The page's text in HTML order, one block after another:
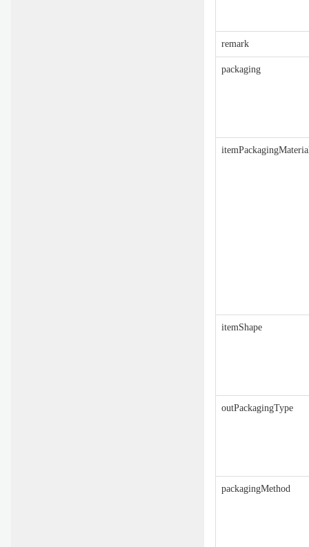
remark
packaging
itemShape
outPackagingType
packagingMethod